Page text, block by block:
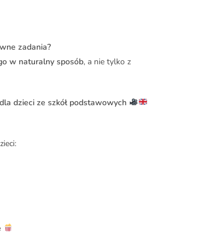
zadania?
w naturalny sposób, a nie tylko z
dzieci ze szkół podstawowych